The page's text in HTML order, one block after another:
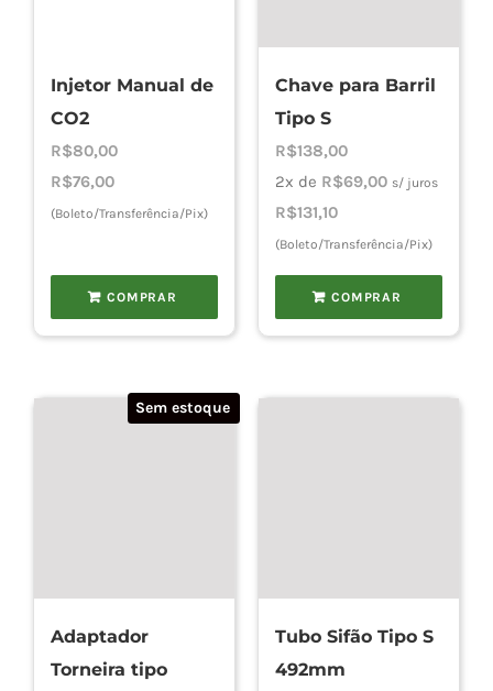
Injetor Manual de
CO2
R$80,00
R$76,00
(Boleto/Transferência/Pix)
COMPRAR
Chave para Barril
Tipo S
R$138,00
2x de R$69,00 s/ juros
R$131,10
(Boleto/Transferência/Pix)
COMPRAR
Sem estoque
Adaptador
Torneira tipo
Tubo Sifão Tipo S
492mm